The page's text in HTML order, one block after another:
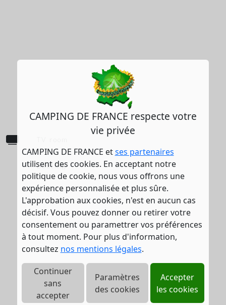
CAMPING DE FRANCE respecte votre
vie privée
CAMPING DE FRANCE etses partenaires
utilisent des cookies. En acceptant notre
politique de cookie, nous vous offrons une
expérience personnalisée et plus sûre.
L'approbation aux cookies, n'est en aucun cas
décisif. Vous pouvez donner ou retirer votre
consentement ou paramettrer vos préférences
à tout moment. Pour plus d'information,
consultez nos mentions légales.
Continuer
sans
accepter
Paramètres
des cookies
Accepter
les cookies
Boating